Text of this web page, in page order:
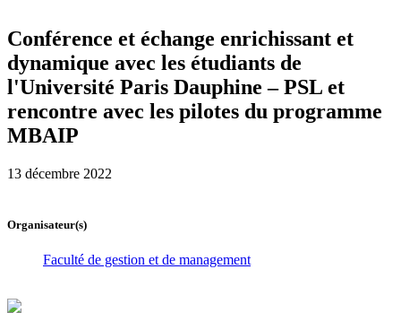
Conférence et échange enrichissant et
dynamique avec les étudiants de
l'Université Paris Dauphine – PSL et
rencontre avec les pilotes du programme
MBAIP
13 décembre 2022
Organisateur(s)
Faculté de gestion et de management